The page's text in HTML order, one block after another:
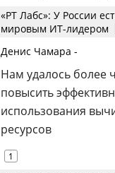
«РТ Лабс»: У России
мировым ИТ-лидером
Денис Чамара -
Нам удалось более
повысить
использования
ресурсов
1